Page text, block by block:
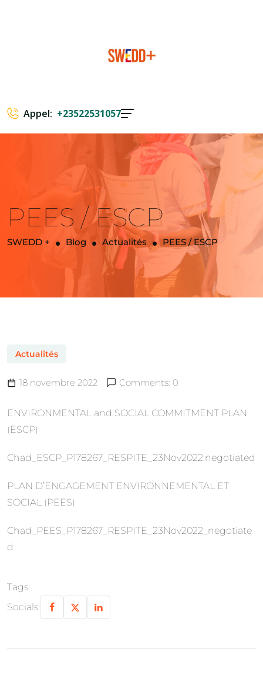
Appel: +23522531057
PEES / ESCP
SWEDD + Blog Actualités PEES / ESCP
Actualités
18 novembre 2022 Comments: 0
ENVIRONMENTAL and SOCIAL COMMITMENT PLAN
(ESCP)
Chad_ESCP_P178267_RESPITE_23Nov2022.negotiated
PLAN D’ENGAGEMENT ENVIRONNEMENTAL ET
SOCIAL (PEES)
Chad_PEES_P178267_RESPITE_23Nov2022_negotiate
d
Tags:
Socials: